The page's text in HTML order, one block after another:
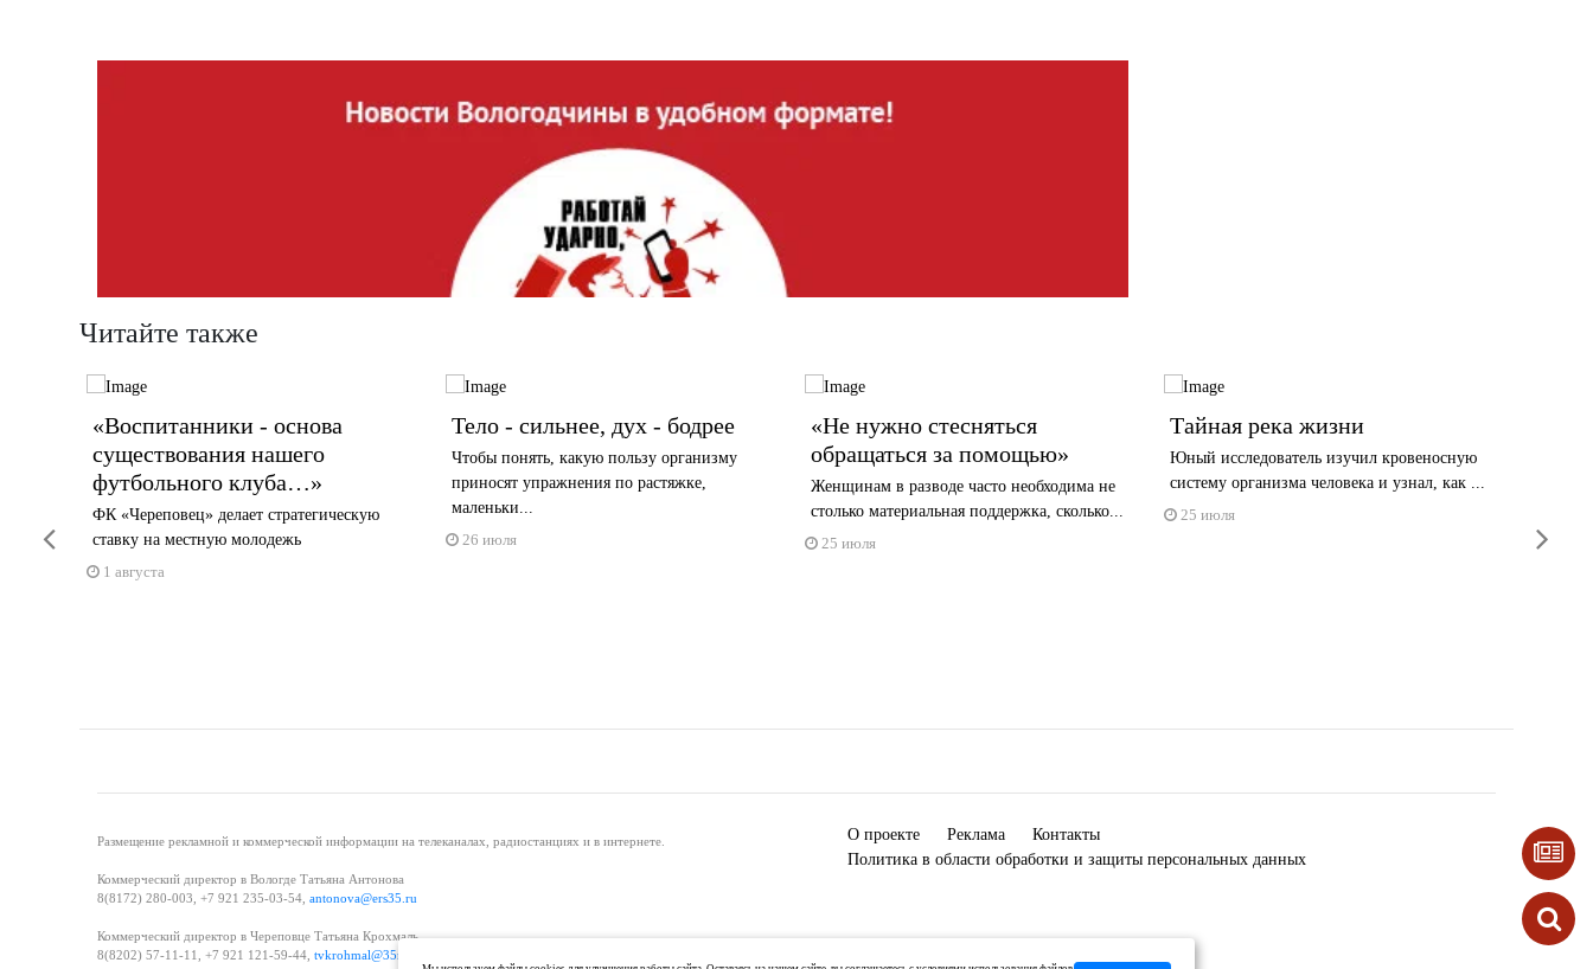
Читайте также
«Воспитанники - основа
существования нашего
футбольного клуба…»
ФК «Череповец» делает стратегическую
ставку на местную молодежь
1 августа
Тело - сильнее, дух - бодрее
Чтобы понять, какую пользу организму
приносят упражнения по растяжке,
маленьки...
26 июля
«Не нужно стесняться
обращаться за помощью»
Женщинам в разводе часто необходима не
столько материальная поддержка, сколько...
25 июля
Тайная река жизни
Юный исследователь изучил кровеносную
систему организма человека и узнал, как ...
25 июля
21 июля
Размещение рекламной и коммерческой информации на телеканалах, радиостанциях и в интернете.
Коммерческий директор в Вологде Татьяна Антонова
8(8172) 280-003, +7 921 235-03-54, antonova@ers35.ru
Коммерческий директор в Череповце Татьяна Крохмаль
8(8202) 57-11-11, +7 921 121-59-44, tvkrohmal@35media.ru
О проекте Реклама
Контакты
Политика в области обработки и защиты персональных данных